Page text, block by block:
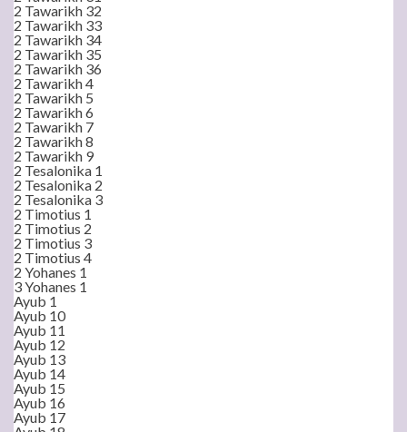
2 Tawarikh 32
2 Tawarikh 33
2 Tawarikh 34
2 Tawarikh 35
2 Tawarikh 36
2 Tawarikh 4
2 Tawarikh 5
2 Tawarikh 6
2 Tawarikh 7
2 Tawarikh 8
2 Tawarikh 9
2 Tesalonika 1
2 Tesalonika 2
2 Tesalonika 3
2 Timotius 1
2 Timotius 2
2 Timotius 3
2 Timotius 4
2 Yohanes 1
3 Yohanes 1
Ayub 1
Ayub 10
Ayub 11
Ayub 12
Ayub 13
Ayub 14
Ayub 15
Ayub 16
Ayub 17